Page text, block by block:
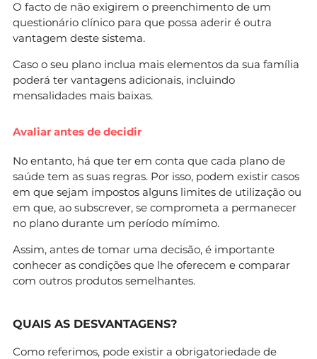
O facto de não exigirem o preenchimento de um
questionário clínico para que possa aderir é outra
vantagem deste sistema.
Caso o seu plano inclua mais elementos da sua família
poderá ter vantagens adicionais, incluindo
mensalidades mais baixas.
Avaliar antes de decidir
No entanto, há que ter em conta que cada plano de
saúde tem as suas regras. Por isso, podem existir casos
em que sejam impostos alguns limites de utilização ou
em que, ao subscrever, se comprometa a permanecer
no plano durante um período mímimo.
Assim, antes de tomar uma decisão, é importante
conhecer as condições que lhe oferecem e comparar
com outros produtos semelhantes.
QUAIS AS DESVANTAGENS?
Como referimos, pode existir a obrigatoriedade de